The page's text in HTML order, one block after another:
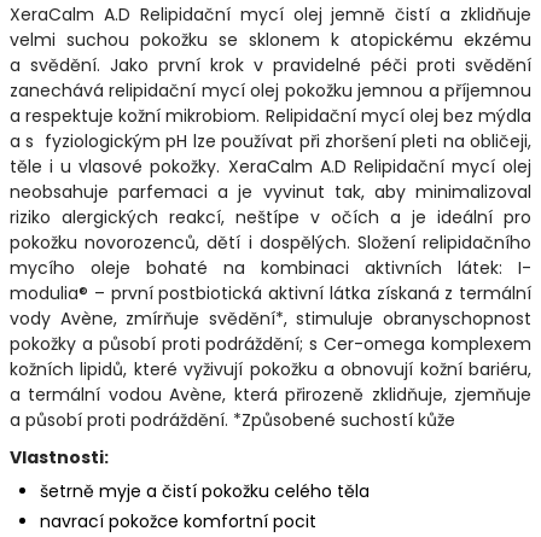
XeraCalm A.D Relipidační mycí olej jemně čistí a zklidňuje
velmi suchou pokožku se sklonem k atopickému ekzému
a svědění. Jako první krok v pravidelné péči proti svědění
zanechává relipidační mycí olej pokožku jemnou a příjemnou
a respektuje kožní mikrobiom. Relipidační mycí olej bez mýdla
a s fyziologickým pH lze používat při zhoršení pleti na obličeji,
těle i u vlasové pokožky. XeraCalm A.D Relipidační mycí olej
neobsahuje parfemaci a je vyvinut tak, aby minimalizoval
riziko alergických reakcí, neštípe v očích a je ideální pro
pokožku novorozenců, dětí i dospělých. Složení relipidačního
mycího oleje bohaté na kombinaci aktivních látek: I-
modulia® – první postbiotická aktivní látka získaná z termální
vody Avène, zmírňuje svědění*, stimuluje obranyschopnost
pokožky a působí proti podráždění; s Cer-omega komplexem
kožních lipidů, které vyživují pokožku a obnovují kožní bariéru,
a termální vodou Avène, která přirozeně zklidňuje, zjemňuje
a působí proti podráždění. *Způsobené suchostí kůže
Vlastnosti:
šetrně myje a čistí pokožku celého těla
navrací pokožce komfortní pocit